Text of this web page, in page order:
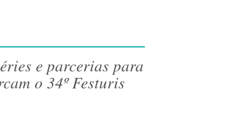
e parcerias para
o 34º Festuris